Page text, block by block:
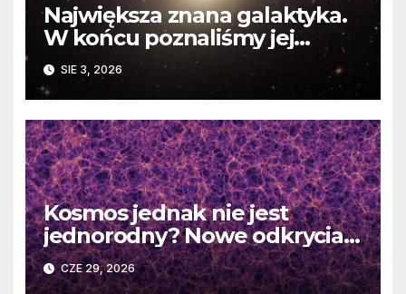
Największa znana galaktyka.
W końcu poznaliśmy jej
faktyczne wymiary
SIE 3, 2026
Kosmos jednak nie jest
jednorodny? Nowe odkrycia
DESI burzą fundamentalne
zasady kosmologii
CZE 29, 2026